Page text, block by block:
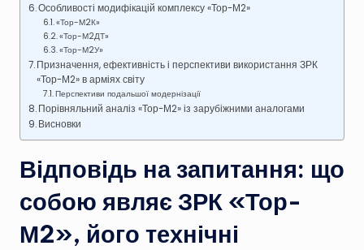
Особливості модифікацій комплексу «Тор-М2»
«Тор-М2К»
«Тор-М2ДТ»
«Тор-М2У»
Призначення, ефективність і перспективи використання ЗРК
«Тор-М2» в арміях світу
Перспективи подальшої модернізації
Порівняльний аналіз «Тор-М2» із зарубіжними аналогами
Висновки
Відповідь на запитання: що
собою являє ЗРК «Тор-
М2», його технічні